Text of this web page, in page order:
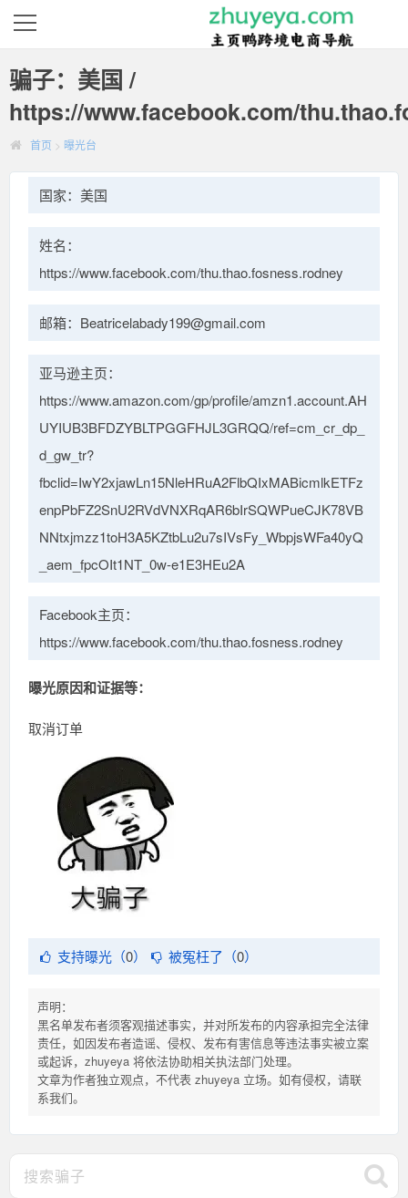
骗子：美国 /
https://www.facebook.com/
首页 > 曝光台
国家：美国
姓名：
https://www.facebook.com/thu.thao.fosness.rodney
邮箱：Beatricelabady199@gmail.com
亚马逊主页：
https://www.amazon.com/gp/profile/amzn1.account.AH
UYIUB3BFDZYBLTPGGFHJL3GRQQ/ref=cm_cr_dp_
d_gw_tr?
fbclid=IwY2xjawLn15NleHRuA2FlbQIxMABicmlkETFz
enpPbFZ2SnU2RVdVNXRqAR6bIrSQWPueCJK78VB
NNtxjmzz1toH3A5KZtbLu2u7sIVsFy_WbpjsWFa40yQ
_aem_fpcOIt1NT_0w-e1E3HEu2A
Facebook主页：
https://www.facebook.com/thu.thao.fosness.rodney
曝光原因和证据等：
取消订单
支持曝光（0） 被冤枉了（0）
声明：
黑名单发布者须客观描述事实，并对所发布的内容承担完全法律
责任，如因发布者造谣、侵权、发布有害信息等违法事实被立案
或起诉，zhuyeya 将依法协助相关执法部门处理。
文章为作者独立观点，不代表 zhuyeya 立场。如有侵权，请联
系我们。